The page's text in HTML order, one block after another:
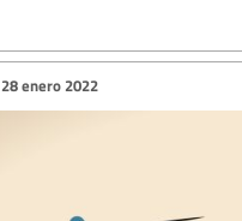
28 enero 2022